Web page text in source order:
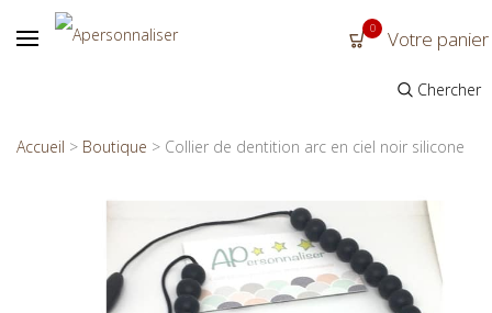
0 Votre panier
Chercher
Accueil > Boutique > Collier de dentition arc en ciel noir silicone